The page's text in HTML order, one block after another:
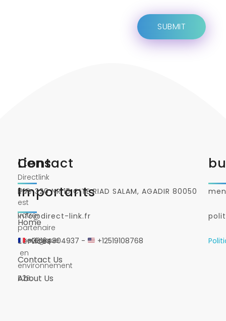
Directlink
pro
est
votre
partenaire
stratégique
en
environnement
B2B.
Liens
Importants
Home
Services
Contact Us
About Us
Contact
Rue 320 NR 15 CITE RIAD SALAM, AGADIR 80050
info@direct-link.fr
+33184804937 - +12519108768